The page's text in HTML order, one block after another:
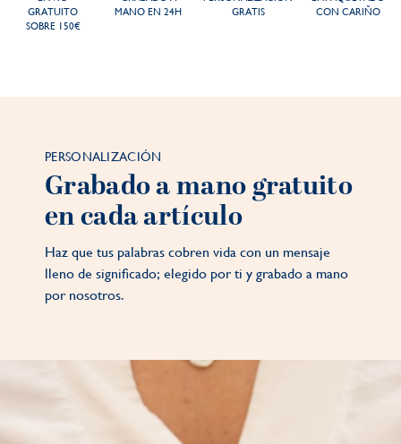
GRATUITO
SOBRE 150€
MANO EN 24H
GRATIS
CON CARIÑO
PERSONALIZACIÓN
Grabado a mano gratuito
en cada artículo
Haz que tus palabras cobren vida con un mensaje
lleno de significado; elegido por ti y grabado a mano
por nosotros.